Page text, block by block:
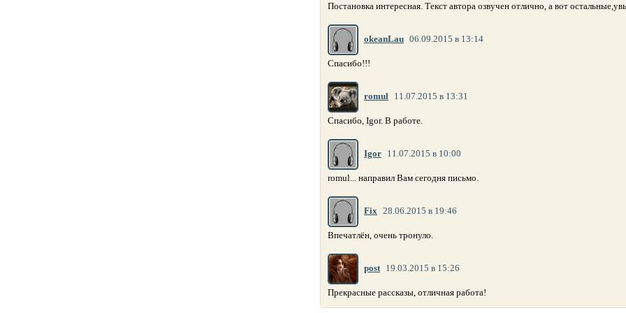
Постановка интересная. Текст автора озвучен отлично, а вот
okeanLau 06.09.2015 в 13:14
Спасибо!!!
romul 11.07.2015 в 13:31
Спасибо, Igor. В работе.
Igor 11.07.2015 в 10:00
romul... направил Вам сегодня письмо.
Fix 28.06.2015 в 19:46
Впечатлён, очень тронуло.
post 19.03.2015 в 15:26
Прекрасные рассказы, отличная работа!